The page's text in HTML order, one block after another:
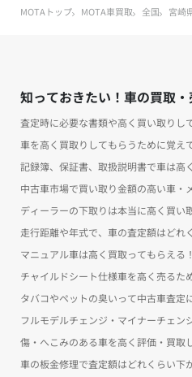
MOTAトップ MOTA車買取 全国 宮崎
知っておきたい！車の買取
査定時に必要な書類や高く買い取りし
車を高く買取りしてもらうために覚え
記録簿、保証書、取扱説明書で車は高
中古車市場で買い取り金額の高い車・
ディーラーの下取りは本当に高く買い
走行距離や年式で、車の査定額はどれ
マニュアル車は高く買取ってもらえる！
チャイルドシート仕様車を高く売るた
タバコやペットの臭いって中古車査定
フルモデルチェンジ・マイナーチェン
傷・へこみのある車を高く評価・買取
車の板金修理で査定額はどれくらい下